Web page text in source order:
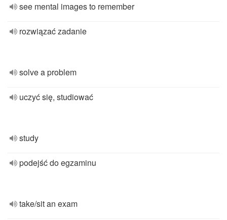
see mental images to remember
rozwiązać zadanie
solve a problem
uczyć się, studiować
study
podejść do egzaminu
take/sit an exam